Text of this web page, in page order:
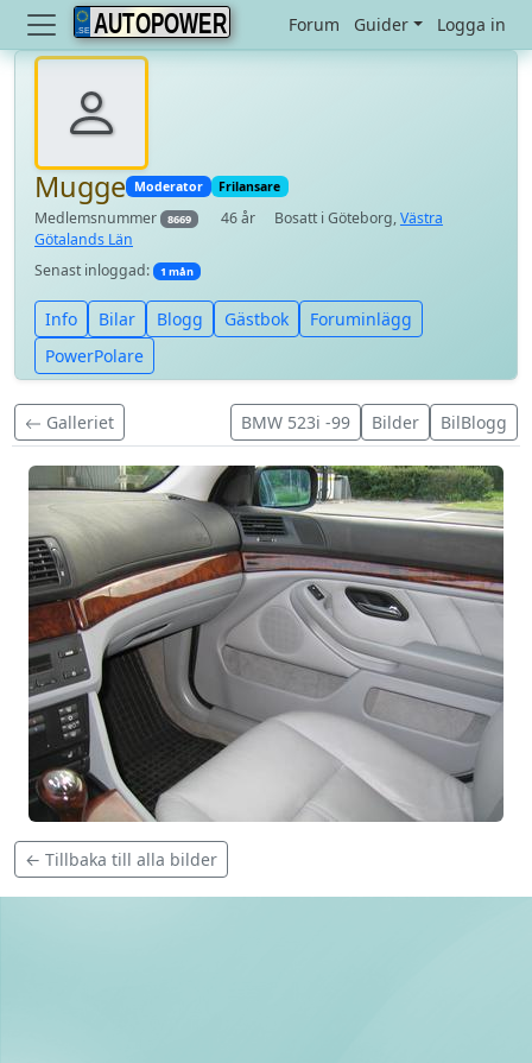
AUTOPOWER Forum Guider Logga in
Mugge Moderator Frilansare
Medlemsnummer 8669 46 år Bosatt i Göteborg,Västra
Götalands Län
Senast inloggad:
1 mån
Info Bilar Blogg Gästbok
Foruminlägg
PowerPolare
Galleriet BMW 523i -99 Bilder BilBlogg
← Tillbaka till alla bilder